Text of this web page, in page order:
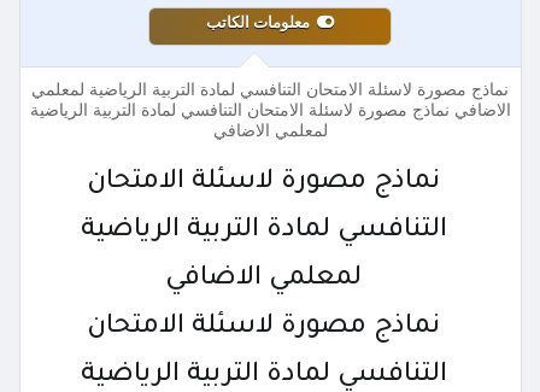
معلومات الكاتب
نماذج مصورة لاسئلة الامتحان التنافسي لمادة التربية الرياضية لمعلمي
الاضافي نماذج مصورة لاسئلة الامتحان التنافسي لمادة التربية الرياضية
لمعلمي الاضافي
نماذج مصورة لاسئلة الامتحان
التنافسي لمادة التربية الرياضية
لمعلمي الاضافي
نماذج مصورة لاسئلة الامتحان
التنافسي لمادة التربية الرياضية